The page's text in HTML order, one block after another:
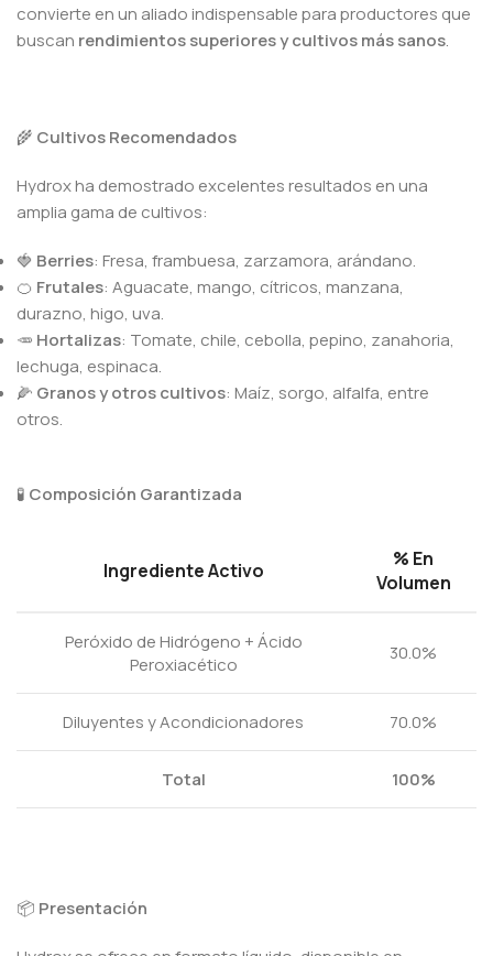
convierte en un aliado indispensable para productores que
buscan rendimientos superiores y cultivos más sanos.
🌾 Cultivos Recomendados
Hydrox ha demostrado excelentes resultados en una
amplia gama de cultivos:
🍓 Berries: Fresa, frambuesa, zarzamora, arándano.
🍊 Frutales: Aguacate, mango, cítricos, manzana,
durazno, higo, uva.
🥕 Hortalizas: Tomate, chile, cebolla, pepino, zanahoria,
lechuga, espinaca.
🌽 Granos y otros cultivos: Maíz, sorgo, alfalfa, entre
otros.
🧪 Composición Garantizada
Ingrediente Activo
% En
Volumen
Peróxido de Hidrógeno + Ácido
Peroxiacético
30.0%
Diluyentes y Acondicionadores 70.0%
Total 100%
📦 Presentación